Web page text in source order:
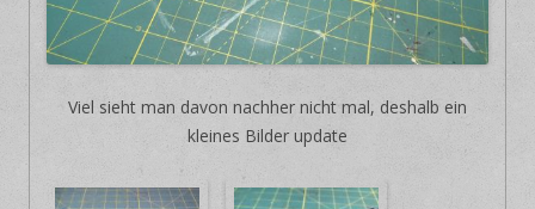
Viel sieht man davon nachher nicht mal, deshalb ein
kleines Bilder update